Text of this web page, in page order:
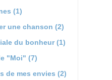
(1)
une chanson (2)
du bonheur (1)
"Moi" (7)
de mes envies (2)